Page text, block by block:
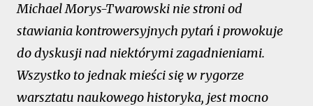
Michael Morys-Twarowski nie stroni od
stawiania kontrowersyjnych pytań i prowokuje
do dyskusji nad niektórymi zagadnieniami.
Wszystko to jednak mieści się w rygorze
warsztatu naukowego historyka, jest mocno